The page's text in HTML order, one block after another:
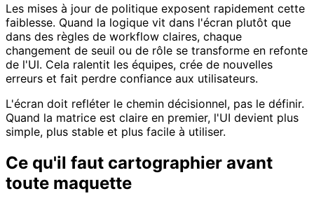
Les mises à jour de politique exposent rapidement cette
faiblesse. Quand la logique vit dans l'écran plutôt que
dans des règles de workflow claires, chaque
changement de seuil ou de rôle se transforme en refonte
de l'UI. Cela ralentit les équipes, crée de nouvelles
erreurs et fait perdre confiance aux utilisateurs.
L'écran doit refléter le chemin décisionnel, pas le définir.
Quand la matrice est claire en premier, l'UI devient plus
simple, plus stable et plus facile à utiliser.
Ce qu'il faut cartographier avant
toute maquette